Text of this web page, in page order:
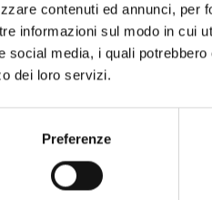
contenuti ed annunci, per
informazioni sul modo in cui
social media, i quali
dei loro servizi.
Preferenze
SUZUME n. 2